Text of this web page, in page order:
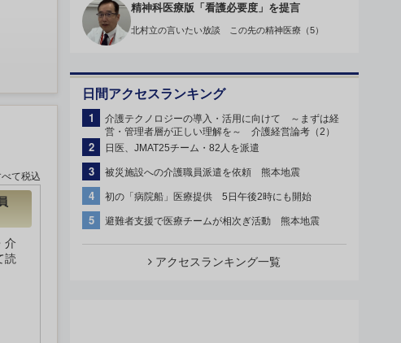
て税込
介
読
精神科医療版「看護必要度」を提言
北村立の言いたい放談 この先の精神医療（5）
日間アクセスランキング
1
介護テクノロジーの導入・活用に向けて ～まずは経
営・管理者層が正しい理解を～ 介護経営論考（2）
2 日医、JMAT25チーム・82人を派遣
3 被災施設への介護職員派遣を依頼 熊本地震
4 初の「病院船」医療提供 5日午後2時にも開始
5 避難者支援で医療チームが相次ぎ活動 熊本地震
アクセスランキング一覧